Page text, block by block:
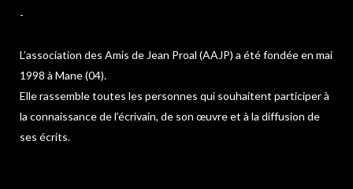
-
L’association des Amis de Jean Proal (AAJP) a été fondée en mai
1998 à Mane (04).
Elle rassemble toutes les personnes qui souhaitent participer à
la connaissance de l’écrivain, de son œuvre et à la diffusion de
ses écrits.